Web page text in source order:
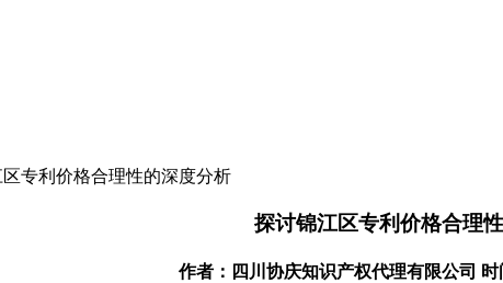
专利价格合理性的深度分析
探讨锦江区专利价格合理
作者：四川协庆知识产权代理有限公司 时